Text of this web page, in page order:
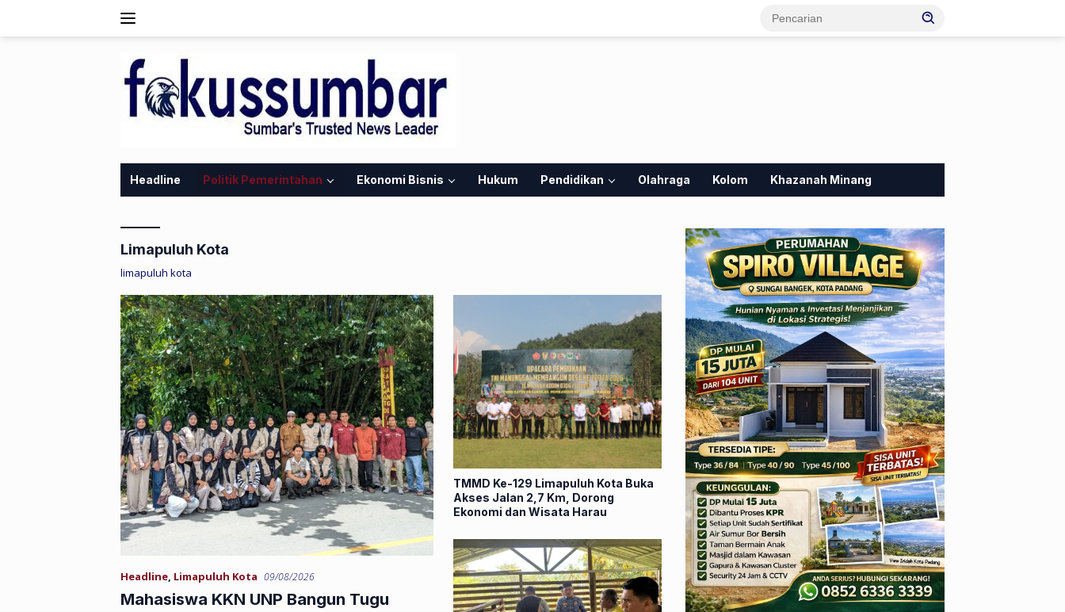
Headline Politik Pemerintahan Ekonomi Bisnis Hukum Pendidikan Olahraga Kolom Khazanah Minang
Limapuluh Kota
limapuluh kota
Headline, Limapuluh Kota 09/08/2026
Mahasiswa KKN UNP Bangun Tugu
TMMD Ke-129 Limapuluh Kota Buka
Akses Jalan 2,7 Km, Dorong
Ekonomi dan Wisata Harau